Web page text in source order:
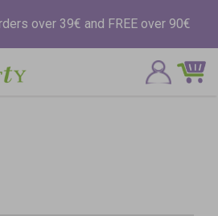
over 39€ and FREE over 90€